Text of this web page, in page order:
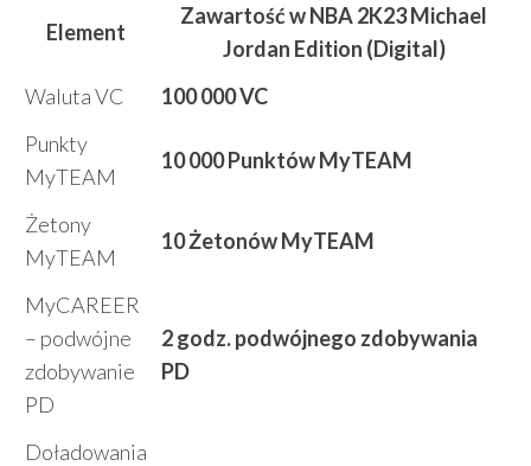
Element
Zawartość w NBA 2K23 Michael
Jordan Edition (Digital)
Waluta VC
100 000 VC
Punkty
MyTEAM
10 000 Punktów MyTEAM
Żetony
MyTEAM
10 Żetonów MyTEAM
MyCAREER
– podwójne
zdobywanie
PD
2 godz. podwójnego zdobywania
PD
Doładowania